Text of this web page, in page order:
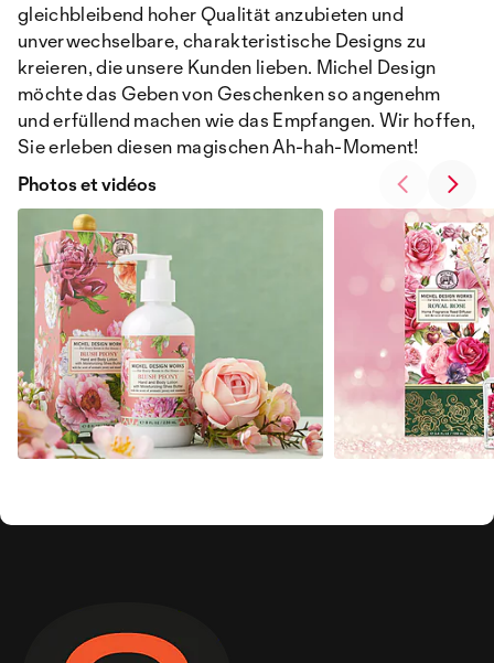
gleichbleibend hoher Qualität anzubieten und
unverwechselbare, charakteristische Designs zu
kreieren, die unsere Kunden lieben. Michel Design
möchte das Geben von Geschenken so angenehm
und erfüllend machen wie das Empfangen. Wir hoffen,
Sie erleben diesen magischen Ah-hah-Moment!
Photos et vidéos